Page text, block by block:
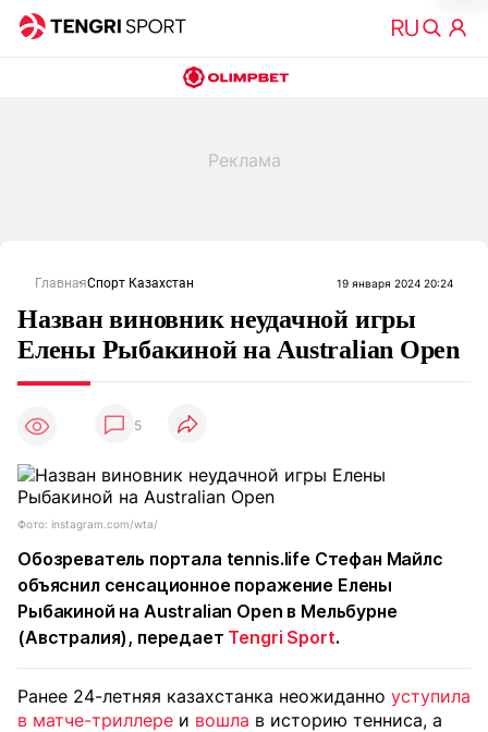
ГлавнаяСпорт Казахстан 19 января 2024 20:24
Назван виновник неудачной игры
Елены Рыбакиной на Australian Open
5
Фото: instagram.com/wta/
Обозреватель портала tennis.life Стефан Майлс
объяснил сенсационное поражение Елены
Рыбакиной на Australian Open в Мельбурне
(Австралия), передает Tengri Sport.
Ранее 24-летняя казахстанка неожиданно уступила
в матче-триллере и вошла в историю тенниса, а